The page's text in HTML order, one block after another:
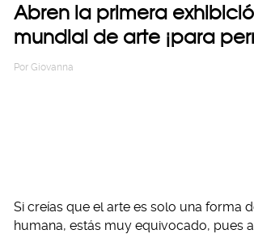
Abren la primera
mundial de arte ¡para
Por Giovanna
Si creías que el arte es solo una forma
humana, estás muy equivocado, pues